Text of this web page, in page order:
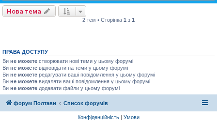
Нова тема
2 тем • Сторінка 1 з 1
ПРАВА ДОСТУПУ
Ви не можете створювати нові теми у цьому форумі
Ви не можете відповідати на теми у цьому форумі
Ви не можете редагувати ваші повідомлення у цьому форумі
Ви не можете видаляти ваші повідомлення у цьому форумі
Ви не можете додавати файли у цьому форумі
форум Полтави Список форумів
Конфіденційність | Умови